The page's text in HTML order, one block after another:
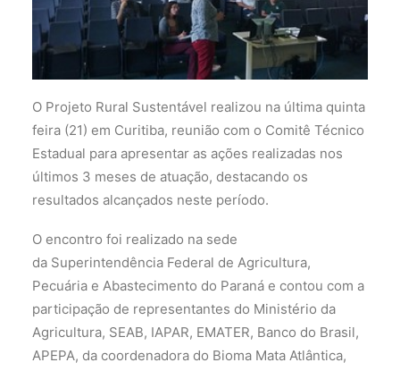
O Projeto Rural Sustentável realizou na última quinta
feira (21) em Curitiba, reunião com o Comitê Técnico
Estadual para apresentar as ações realizadas nos
últimos 3 meses de atuação, destacando os
resultados alcançados neste período.
O encontro foi realizado na sede
da Superintendência Federal de Agricultura,
Pecuária e Abastecimento do Paraná e contou com a
participação de representantes do Ministério da
Agricultura, SEAB, IAPAR, EMATER, Banco do Brasil,
APEPA, da coordenadora do Bioma Mata Atlântica,